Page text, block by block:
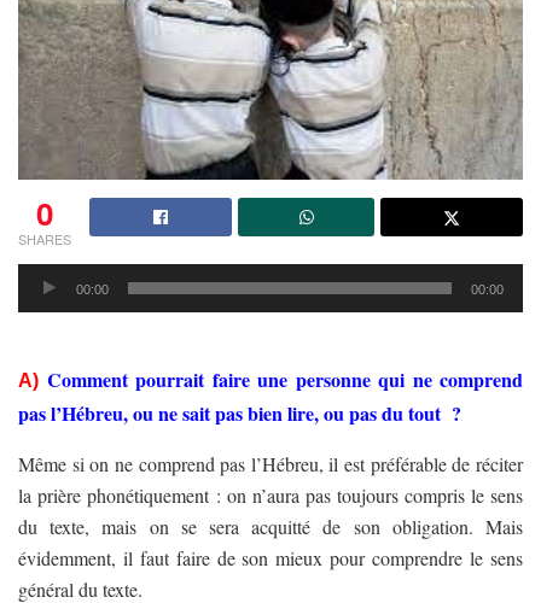
0
SHARES
Lecteur
audio
00:00 00:00
A) Comment pourrait faire une personne qui ne comprend
pas l’Hébreu, ou ne sait pas bien lire, ou pas du tout ?
Même si on ne comprend pas l’Hébreu, il est préférable de réciter
la prière phonétiquement : on n’aura pas toujours compris le sens
du texte, mais on se sera acquitté de son obligation. Mais
évidemment, il faut faire de son mieux pour comprendre le sens
général du texte.